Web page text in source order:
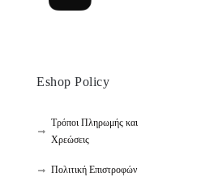
Eshop Policy
Τρόποι Πληρωμής και
Χρεώσεις
Πολιτική Επιστροφών